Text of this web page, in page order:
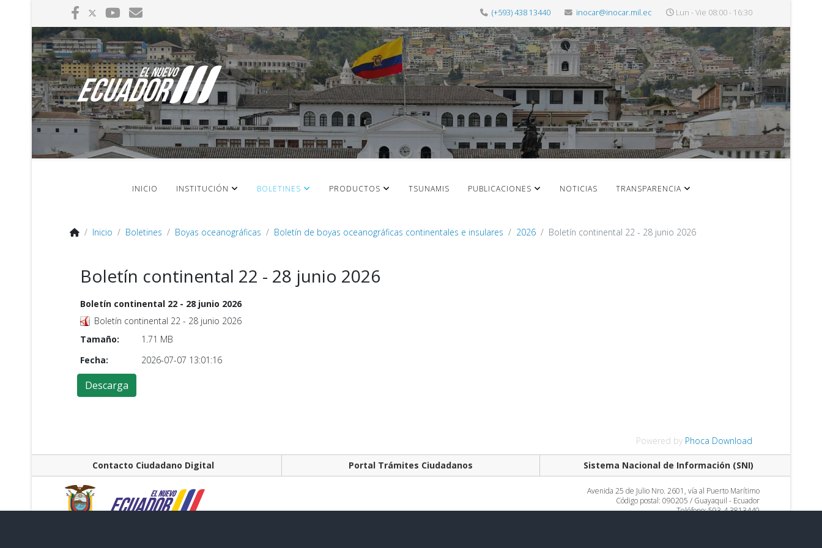
(+593) 438 13440 inocar@inocar.mil.ec Lun - Vie 08:00 - 16:30
INICIO INSTITUCIÓN BOLETINES PRODUCTOS TSUNAMIS PUBLICACIONES NOTICIAS TRANSPARENCIA
Inicio Boletines Boyas oceanográficas Boletín de boyas oceanográficas continentales e insulares 2026 Boletín continental 22 - 28 junio 2026
Boletín continental 22 - 28 junio 2026
Boletín continental 22 - 28 junio 2026
Boletín continental 22 - 28 junio 2026
Tamaño:
1.71 MB
Fecha:
2026-07-07 13:01:16
Powered by Phoca Download
Contacto Ciudadano Digital Portal Trámites Ciudadanos Sistema Nacional de Información (SNI)
Avenida 25 de Julio Nro. 2601, vía al Puerto Marítimo
Código postal: 090205 / Guayaquil - Ecuador
Teléfono: 593-4 3813440